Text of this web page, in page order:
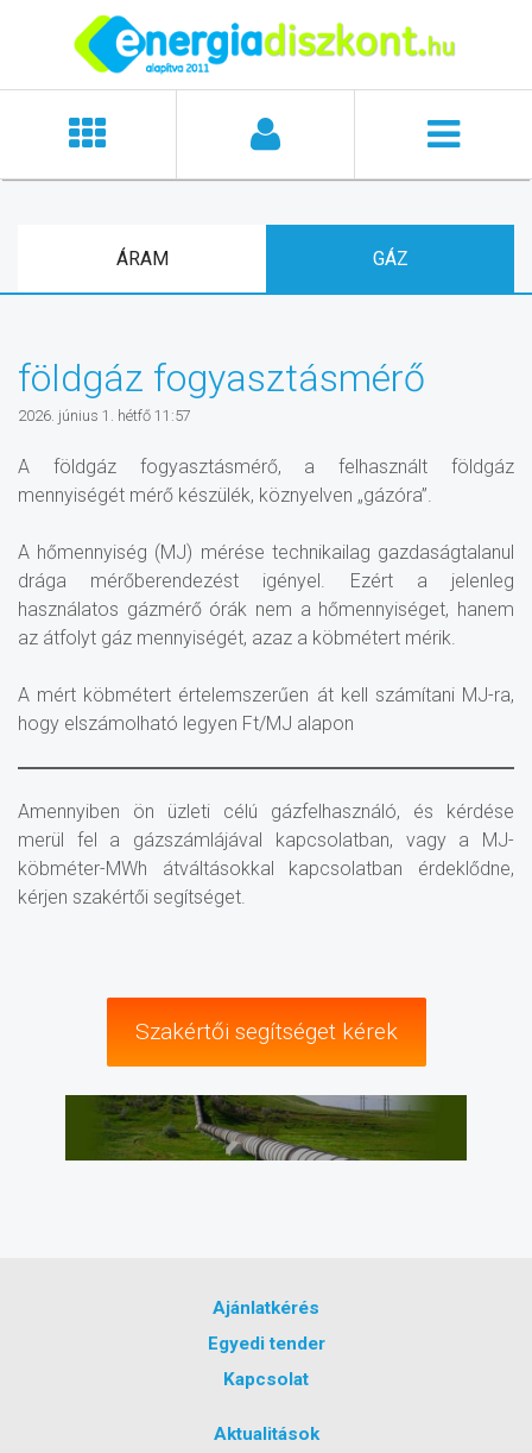
ÁRAM GÁZ
földgáz fogyasztásmérő
2026. június 1. hétfő 11:57
A földgáz fogyasztásmérő, a felhasznált földgáz
mennyiségét mérő készülék, köznyelven „gázóra”.
A hőmennyiség (MJ) mérése technikailag gazdaságtalanul
drága mérőberendezést igényel. Ezért a jelenleg
használatos gázmérő órák nem a hőmennyiséget, hanem
az átfolyt gáz mennyiségét, azaz a köbmétert mérik.
A mért köbmétert értelemszerűen át kell számítani MJ-ra,
hogy elszámolható legyen Ft/MJ alapon
Amennyiben ön üzleti célú gázfelhasználó, és kérdése
merül fel a gázszámlájával kapcsolatban, vagy a MJ-
köbméter-MWh átváltásokkal kapcsolatban érdeklődne,
kérjen szakértői segítséget.
Szakértői segítséget kérek
Ajánlatkérés
Egyedi tender
Kapcsolat
Aktualitások